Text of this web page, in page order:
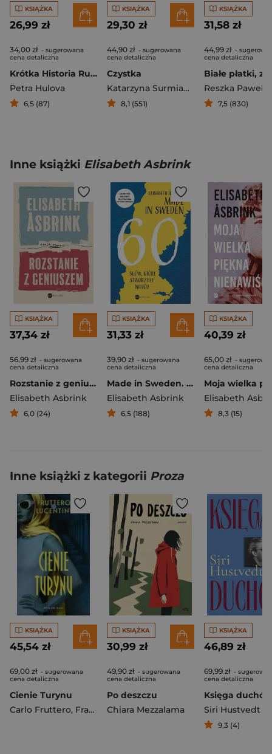
KSIĄŻKA
26,99 zł
34,00 zł - sugerowana
cena detaliczna
Krótka Historia Ruchu
Petra Hulova
6,5 (87)
KSIĄŻKA
29,30 zł
44,90 zł - sugerowana
cena detaliczna
Czystka
Katarzyna Surmiak-Domańska
8,1 (551)
KSIĄŻKA
31,58 zł
44,99 zł -
cena detaliczna
Reszka Paweł
7,5 (830)
Inne książki Elisabeth Asbrink
KSIĄŻKA
37,34 zł
56,99 zł - sugerowana
cena detaliczna
Rozstanie z geniuszem
Elisabeth Asbrink
6,0 (24)
KSIĄŻKA
31,33 zł
39,90 zł - sugerowana
cena detaliczna
Made in Sweden. 60 słów, które stworzyły naród
Elisabeth Asbrink
6,5 (188)
KSIĄŻKA
40,39 zł
65,00 zł -
cena detaliczna
Elisabeth
8,3 (15)
Inne książki z kategorii Proza
KSIĄŻKA
45,54 zł
69,00 zł - sugerowana
cena detaliczna
Cienie Turynu
Carlo Fruttero, Franco Lucentini
KSIĄŻKA
30,99 zł
49,90 zł - sugerowana
cena detaliczna
Po deszczu
Chiara Mezzalama
KSIĄŻKA
46,89 zł
69,99 zł -
cena detaliczna
Księga duchów
Siri Hustvedt
9,3 (4)